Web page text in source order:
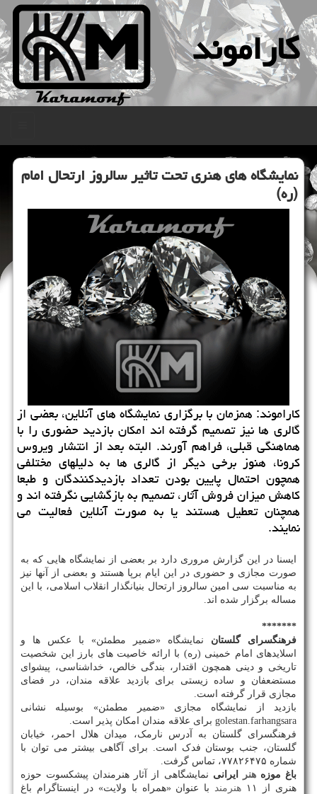
كاراموند
نمایشگاه های هنری تحت تاثیر سالروز ارتحال امام
(ره)
كاراموند: همزمان با برگزاری نمایشگاه های آنلاین، بعضی از
گالری ها نیز تصمیم گرفته اند امكان بازدید حضوری را با
هماهنگی قبلی، فراهم آورند. البته بعد از انتشار ویروس
كرونا، هنوز برخی دیگر از گالری ها به دلیلهای مختلفی
همچون احتمال پایین بودن تعداد بازدیدكنندگان و طبعا
كاهش میزان فروش آثار، تصمیم به بازگشایی نگرفته اند و
همچنان تعطیل هستند یا به صورت آنلاین فعالیت می
نمایند.
ایسنا در این گزارش مروری دارد بر بعضی از نمایشگاه هایی که به
صورت مجازی و حضوری در این ایام برپا هستند و بعضی از آنها نیز
به مناسبت سی امین سالروز ارتحال بنیانگذار انقلاب اسلامی، با این
مساله برگزار شده اند.
*******
فرهنگسرای گلستان نمایشگاه «ضمیر مطمئن» با عکس ها و
اسلایدهای امام خمینی (ره) با ارائه خاصیت های بارز این شخصیت
تاریخی و دینی همچون اقتدار، بندگی خالص، خداشناسی، پیشوای
مستضعفان و ساده زیستی برای بازدید علاقه مندان، در فضای
مجازی قرار گرفته است.
بازدید از نمایشگاه مجازی «ضمیر مطمئن» بوسیله نشانی
golestan.farhangsara برای علاقه مندان امکان پذیر است.
فرهنگسرای گلستان به آدرس نارمک، میدان هلال احمر، خیابان
گلستان، جنب بوستان فدک است. برای آگاهی بیشتر می توان با
شماره ۷۷۸۲۶۴۷۵، تماس گرفت.
باغ موزههنر ایرانی نمایشگاهی از آثار هنرمندان پیشکسوت حوزه
هنری از ۱۱
هنرمند
با عنوان «همراه با ولایت» در اینستاگرام باغ